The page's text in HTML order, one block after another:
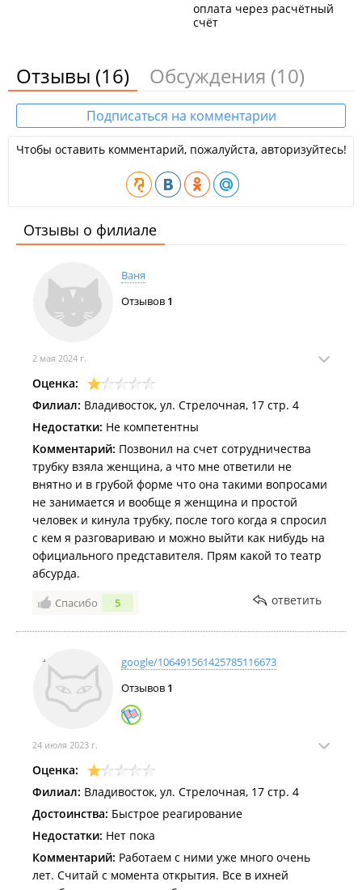
оплата через расчётный
счёт
Отзывы (16) Обсуждения (10)
Подписаться на комментарии
Чтобы оставить комментарий, пожалуйста, авторизуйтесь!
Отзывы о филиале
Ваня
Отзывов 1
2 мая 2024 г.
Оценка:
Филиал: Владивосток, ул. Стрелочная, 17 стр. 4
Недостатки: Не компетентны
Комментарий: Позвонил на счет сотрудничества
трубку взяла женщина, а что мне ответили не
внятно и в грубой форме что она такими вопросами
не занимается и вообще я женщина и простой
человек и кинула трубку, после того когда я спросил
с кем я разговариваю и можно выйти как нибудь на
официального представителя. Прям какой то театр
абсурда.
Спасибо 5 ответить
google/106491561425785116673
Отзывов 1
24 июля 2023 г.
Оценка:
Филиал: Владивосток, ул. Стрелочная, 17 стр. 4
Достоинства: Быстрое реагирование
Недостатки: Нет пока
Комментарий: Работаем с ними уже много очень
лет. Считай с момента открытия. Все в ихней